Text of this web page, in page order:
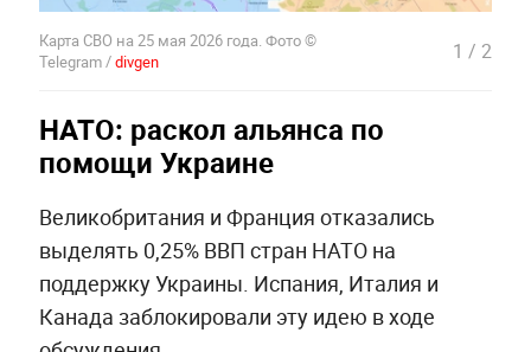
Карта СВО на 25 мая 2026 года. Фото ©
Telegram /divgen 1 / 2
НАТО: раскол альянса по
помощи Украине
Великобритания и Франция отказались
выделять 0,25% ВВП стран НАТО на
поддержку Украины. Испания, Италия и
Канада заблокировали эту идею в ходе